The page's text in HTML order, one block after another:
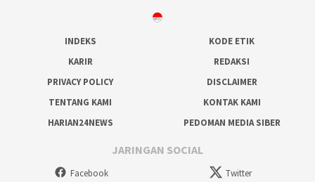
INDEKS
KODE ETIK
KARIR
REDAKSI
PRIVACY POLICY
DISCLAIMER
TENTANG KAMI
KONTAK KAMI
HARIAN24NEWS
PEDOMAN MEDIA SIBER
JARINGAN SOCIAL
Facebook Twitter